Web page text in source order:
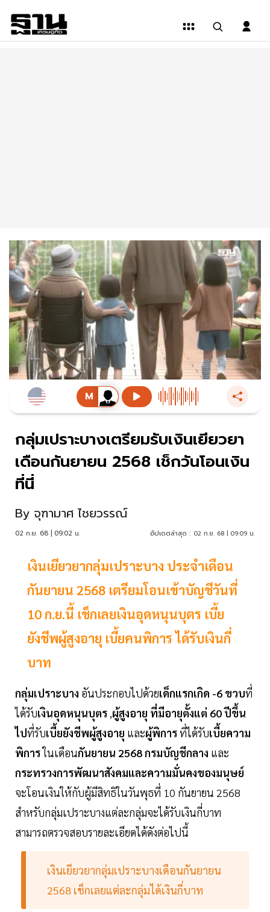
กลุ่มเปราะบางเตรียมรับเงินเยียวยา
เดือนกันยายน 2568 เช็กวันโอนเงิน
ที่นี่
By จุฑามาศ ไชยวรรณ์
02 ก.ย. 68 | 09:02 น. อัปเดตล่าสุด : 02 ก.ย. 68 | 09:09 น.
เงินเยียวยากลุ่มเปราะบาง ประจำเดือน
กันยายน 2568 เตรียมโอนเข้าบัญชีวันที่
10 ก.ย.นี้ เช็กเลยเงินอุดหนุนบุตร เบี้ย
ยังชีพผู้สูงอายุ เบี้ยคนพิการ ได้รับเงินกี่
บาท
กลุ่มเปราะบาง อันประกอบไปด้วยเด็กแรกเกิด -6 ขวบที่
ได้รับเงินอุดหนุนบุตร ,ผู้สูงอายุ ที่มีอายุตั้งแต่ 60 ปีขึ้น
ไปที่รับเบี้ยยังชีพผู้สูงอายุ และผู้พิการที่ได้รับเบี้ยความ
พิการในเดือนกันยายน 2568 กรมบัญชีกลาง และ
กระทรวงการพัฒนาสังคมและความมั่นคงของมนุษย์
จะโอนเงินให้กับผู้มีสิทธิในวันพุธที่ 10 กันยายน 2568
สำหรับกลุ่มเปราะบางแต่ละกลุ่มจะได้รับเงินกี่บาท
สามารถตรวจสอบรายละเอียดได้ดังต่อไปนี้
เงินเยียวยากลุ่มเปราะบางเดือนกันยายน
2568 เช็กเลยแต่ละกลุ่มได้เงินกี่บาท